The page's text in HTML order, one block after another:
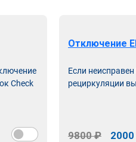
Check
Отключение
Если
рециркуляции
9800 ₽